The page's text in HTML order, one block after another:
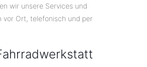
wir unsere Services und
vor Ort, telefonisch und per